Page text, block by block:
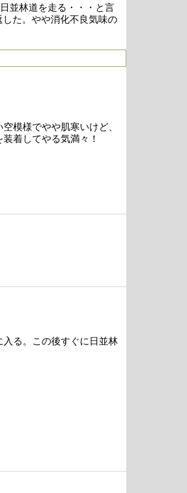
並林道を走る・・・と言
た。やや消化不良気味の
模様でやや肌寒いけど、
着してやる気満々！
る。この後すぐに日並林